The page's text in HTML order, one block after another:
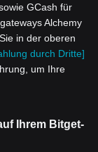
GCash für
Alchemy
in der oberen
durch Dritte]
um Ihre
Ihrem Bitget-